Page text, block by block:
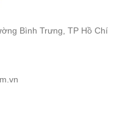
Bình Trưng, TP Hồ Chí